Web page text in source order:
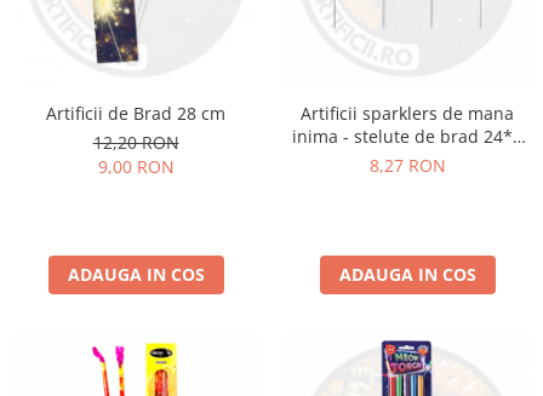
Artificii de Brad 28 cm
12,20 RON
9,00 RON
ADAUGA IN COS
Artificii sparklers de mana
inima - stelute de brad 24*8
cm - set 5 buc
8,27 RON
ADAUGA IN COS